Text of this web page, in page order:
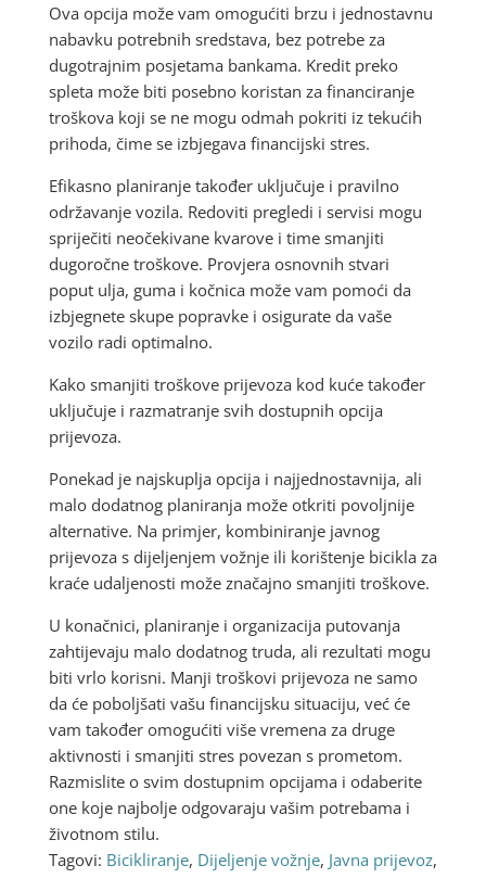
Ova opcija može vam omogućiti brzu i jednostavnu
nabavku potrebnih sredstava, bez potrebe za
dugotrajnim posjetama bankama. Kredit preko
spleta može biti posebno koristan za financiranje
troškova koji se ne mogu odmah pokriti iz tekućih
prihoda, čime se izbjegava financijski stres.
Efikasno planiranje također uključuje i pravilno
održavanje vozila. Redoviti pregledi i servisi mogu
spriječiti neočekivane kvarove i time smanjiti
dugoročne troškove. Provjera osnovnih stvari
poput ulja, guma i kočnica može vam pomoći da
izbjegnete skupe popravke i osigurate da vaše
vozilo radi optimalno.
Kako smanjiti troškove prijevoza kod kuće također
uključuje i razmatranje svih dostupnih opcija
prijevoza.
Ponekad je najskuplja opcija i najjednostavnija, ali
malo dodatnog planiranja može otkriti povoljnije
alternative. Na primjer, kombiniranje javnog
prijevoza s dijeljenjem vožnje ili korištenje bicikla za
kraće udaljenosti može značajno smanjiti troškove.
U konačnici, planiranje i organizacija putovanja
zahtijevaju malo dodatnog truda, ali rezultati mogu
biti vrlo korisni. Manji troškovi prijevoza ne samo
da će poboljšati vašu financijsku situaciju, već će
vam također omogućiti više vremena za druge
aktivnosti i smanjiti stres povezan s prometom.
Razmislite o svim dostupnim opcijama i odaberite
one koje najbolje odgovaraju vašim potrebama i
životnom stilu.
Tagovi: Bicikliranje, Dijeljenje vožnje, Javna prijevoz,